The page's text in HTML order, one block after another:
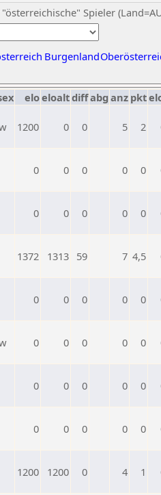
Spieler
Burgenland
eloeloaltdiffabg anz pkt
1200 0 0 5 2
0 0 0 0 0
0 0 0 0 0
1372 1313 59 7 4,5
0 0 0 0 0
0 0 0 0 0
0 0 0 0 0
0 0 0 0 0
1200 1200 0 4 1